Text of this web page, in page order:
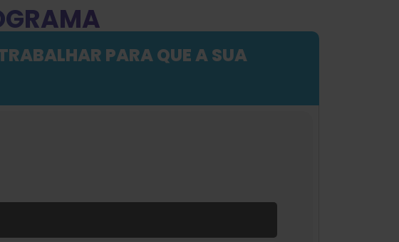
PARA QUE A SUA